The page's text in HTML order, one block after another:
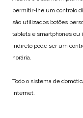
permitir-lhe um controlo
são utilizados botões
tablets e smartphones ou
indireto pode ser um
horária.
Todo o sistema de
internet.